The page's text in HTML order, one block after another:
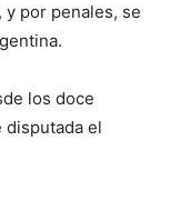
y por penales, se
los doce
disputada el